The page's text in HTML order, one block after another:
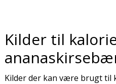
Kilder til
Kilder der kan være brugt til